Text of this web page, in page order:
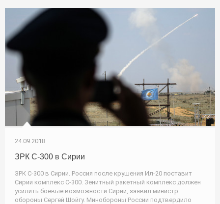
24.09.2018
ЗРК С-300 в Сирии
ЗРК С-300 в Сирии. Россия после крушения Ил-20 поставит
Сирии комплекс С-300. Зенитный ракетный комплекс должен
усилить боевые возможности Сирии, заявил министр
обороны Сергей Шойгу. Минобороны России подтвердило